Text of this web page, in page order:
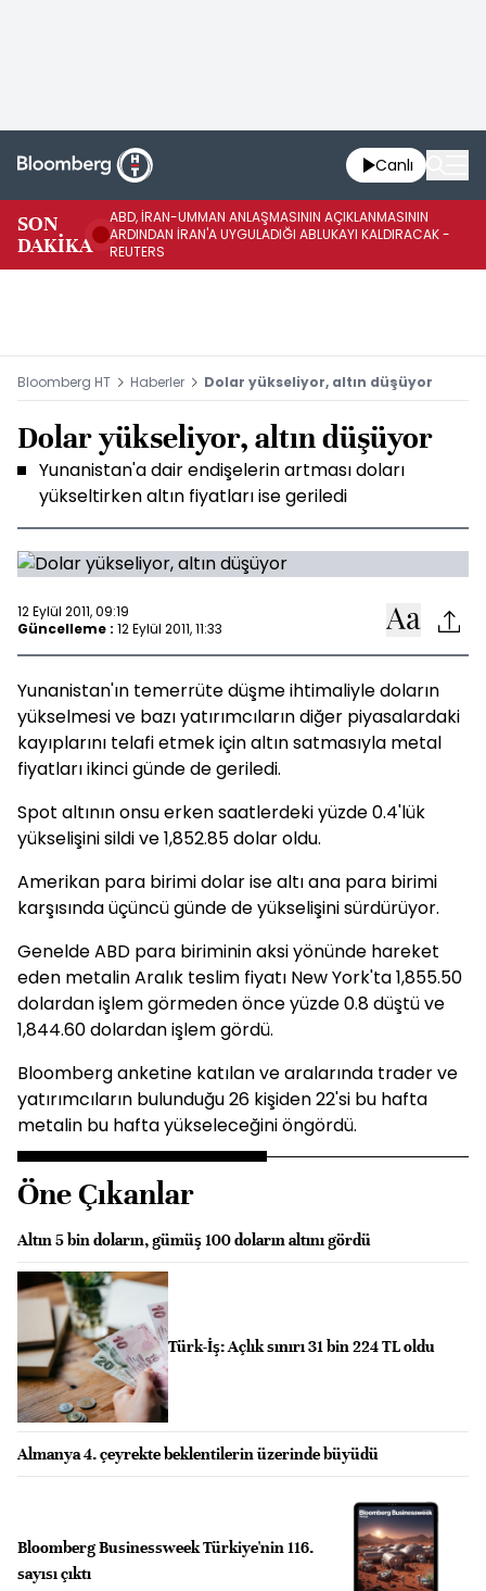
Canlı
SON
DAKİKA
ABD, İRAN-UMMAN ANLAŞMASININ AÇIKLANMASININ
ARDINDAN İRAN'A UYGULADIĞI ABLUKAYI KALDIRACAK -
REUTERS
Bloomberg HT Haberler Dolar yükseliyor, altın düşüyor
Dolar yükseliyor, altın düşüyor
Yunanistan'a dair endişelerin artması doları
yükseltirken altın fiyatları ise geriledi
12 Eylül 2011, 09:19
Güncelleme : 12 Eylül 2011, 11:33
Yunanistan'ın temerrüte düşme ihtimaliyle doların
yükselmesi ve bazı yatırımcıların diğer piyasalardaki
kayıplarını telafi etmek için altın satmasıyla metal
fiyatları ikinci günde de geriledi.
Spot altının onsu erken saatlerdeki yüzde 0.4'lük
yükselişini sildi ve 1,852.85 dolar oldu.
Amerikan para birimi dolar ise altı ana para birimi
karşısında üçüncü günde de yükselişini sürdürüyor.
Genelde ABD para biriminin aksi yönünde hareket
eden metalin Aralık teslim fiyatı New York'ta 1,855.50
dolardan işlem görmeden önce yüzde 0.8 düştü ve
1,844.60 dolardan işlem gördü.
Bloomberg anketine katılan ve aralarında trader ve
yatırımcıların bulunduğu 26 kişiden 22'si bu hafta
metalin bu hafta yükseleceğini öngördü.
Öne Çıkanlar
Altın 5 bin doların, gümüş 100 doların altını gördü
Türk-İş: Açlık sınırı 31 bin 224 TL oldu
Almanya 4. çeyrekte beklentilerin üzerinde büyüdü
Bloomberg Businessweek Türkiye'nin 116.
sayısı çıktı